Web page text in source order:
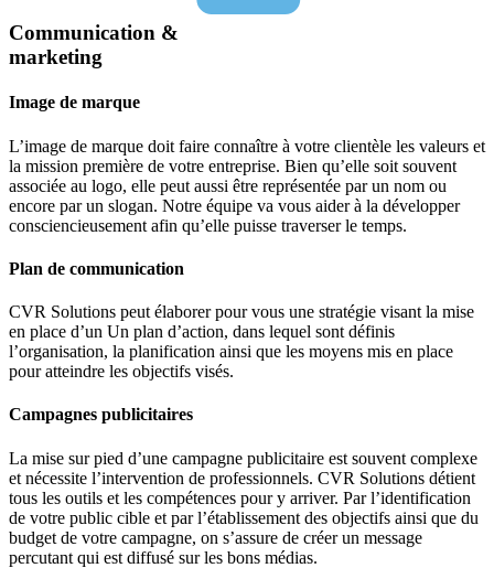
Communication &
marketing
Image de marque
L’image de marque doit faire connaître à votre clientèle les valeurs et
la mission première de votre entreprise. Bien qu’elle soit souvent
associée au logo, elle peut aussi être représentée par un nom ou
encore par un slogan. Notre équipe va vous aider à la développer
consciencieusement afin qu’elle puisse traverser le temps.
Plan de communication
CVR Solutions peut élaborer pour vous une stratégie visant la mise
en place d’un Un plan d’action, dans lequel sont définis
l’organisation, la planification ainsi que les moyens mis en place
pour atteindre les objectifs visés.
Campagnes publicitaires
La mise sur pied d’une campagne publicitaire est souvent complexe
et nécessite l’intervention de professionnels. CVR Solutions détient
tous les outils et les compétences pour y arriver. Par l’identification
de votre public cible et par l’établissement des objectifs ainsi que du
budget de votre campagne, on s’assure de créer un message
percutant qui est diffusé sur les bons médias.